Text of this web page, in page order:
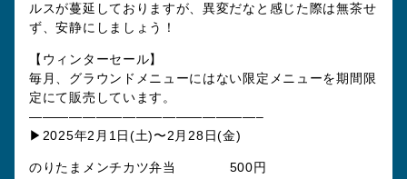
ルスが蔓延しておりますが、異変だなと感じた際は無茶せ
ず、安静にしましょう！
【ウィンターセール】
毎月、グラウンドメニューにはない限定メニューを期間限
定にて販売しています。
—————————————————–
▶2025年2月1日(土)〜2月28日(金)
のりたまメンチカツ弁当 500円